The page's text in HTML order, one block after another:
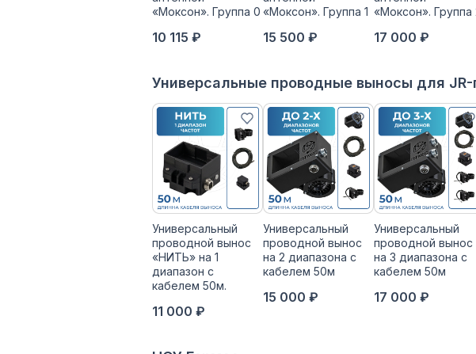
«Моксон». Группа 0
10 115 ₽
«Моксон». Группа 1
15 500 ₽
«Моксон». Группа
17 000 ₽
Универсальные проводные выносы для JR-
Универсальный
проводной вынос
«НИТЬ» на 1
диапазон с
кабелем 50м.
11 000 ₽
Универсальный
проводной вынос
на 2 диапазона с
кабелем 50м
15 000 ₽
Универсальный
проводной вынос
на 3 диапазона с
кабелем 50м
17 000 ₽